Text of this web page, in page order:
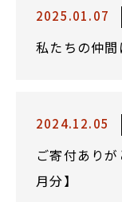
2025.01.07
私たちの仲
2024.12.05
ご寄付あり
月分】